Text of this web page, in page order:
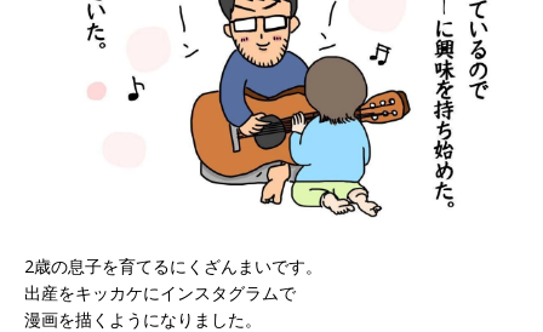
2歳の息子を育てるにくざんまいです。
出産をキッカケにインスタグラムで
漫画を描くようになりました。